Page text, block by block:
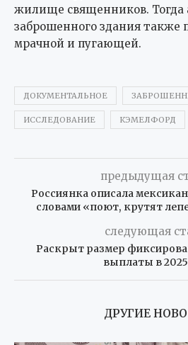
жилище священников. Тогда
заброшенного здания также
мрачной и пугающей.
ДОКУМЕНТАЛЬНОЕ
ИССЛЕДОВАНИЕ КЭМЕЛФОРД
предыдущая
Россиянка описала
словами «поют, крутят
следующая
Раскрыт размер
выплаты в
ДРУГИЕ